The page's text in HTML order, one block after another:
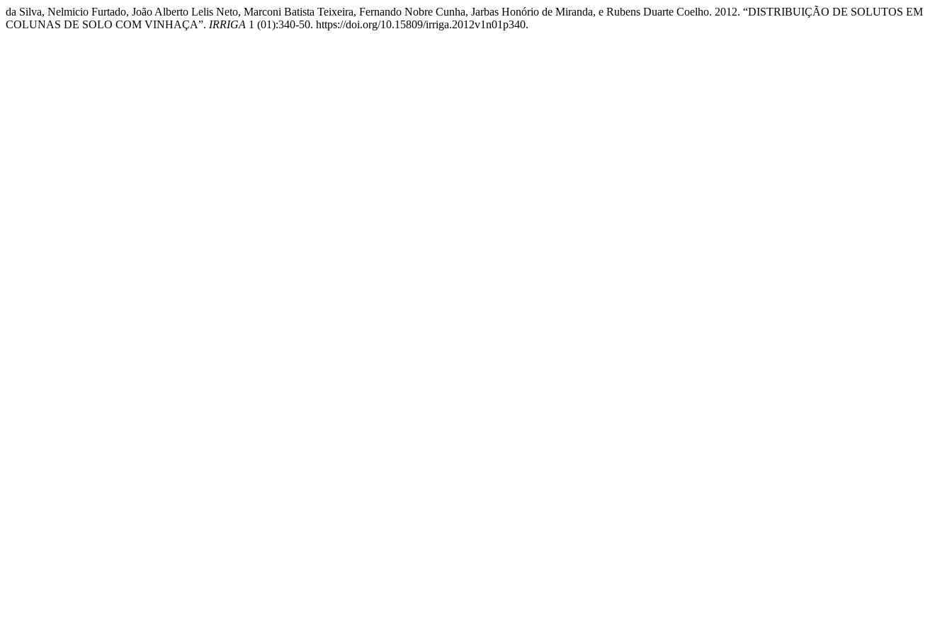
da Silva, Nelmicio Furtado, João Alberto Lelis Neto, Marconi Batista Teixeira, Fernando Nobre Cunha, Jarbas Honório de Miranda, e Rubens Duarte Coelho. 2012. “DISTRIBUIÇÃO DE SOLUTOS EM
COLUNAS DE SOLO COM VINHAÇA”. IRRIGA 1 (01):340-50. https://doi.org/10.15809/irriga.2012v1n01p340.